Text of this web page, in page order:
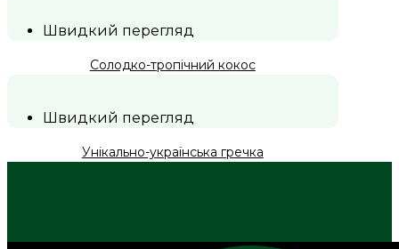
Швидкий перегляд
Солодко-тропічний кокос
Швидкий перегляд
Унікально-українська гречка